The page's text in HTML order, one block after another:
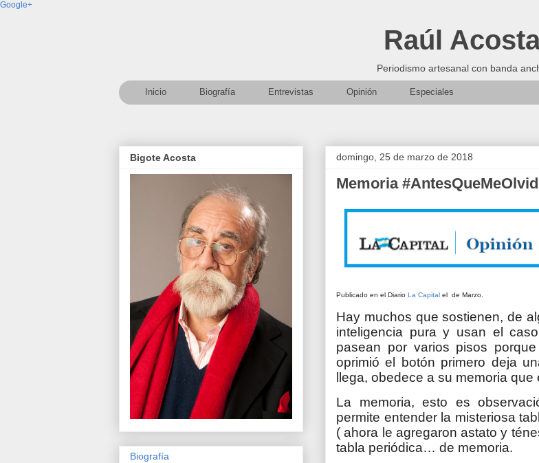
Google+
Raúl
Periodismo artesanal con banda
Inicio Biografía Entrevistas Opinión Especiales
domingo, 25 de marzo de 2018
Memoria
Publicado en el Diario La Capital el de Marzo.
Hay muchos que sostienen, de
inteligencia pura y usan el
pasean por varios pisos
oprimió el botón primero deja
llega, obedece a su memoria
La memoria, esto es
permite entender la misteriosa
( ahora le agregaron astato y
tabla periódica… de memoria.
Bigote Acosta
Biografía